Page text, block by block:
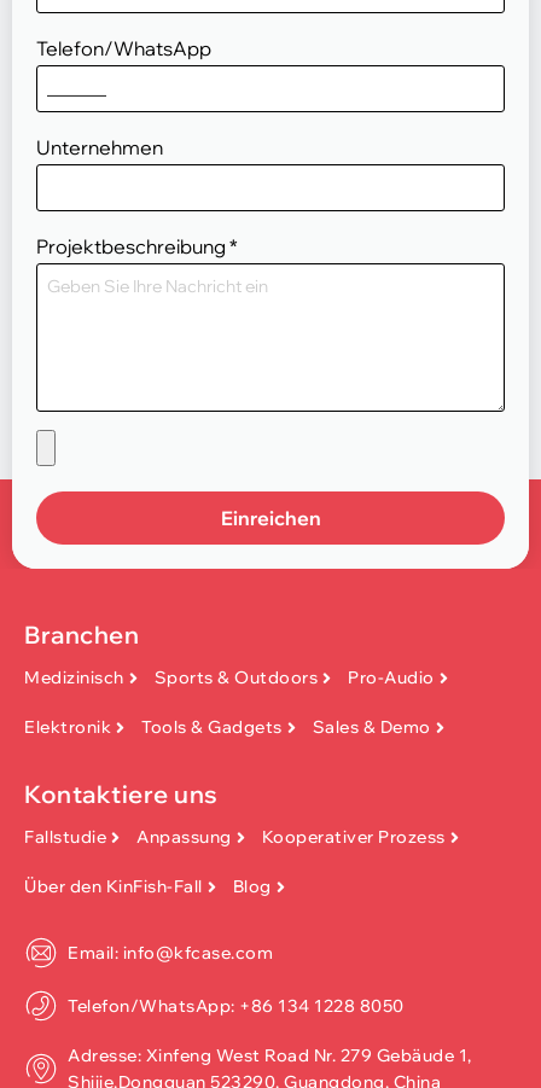
Telefon/WhatsApp
Unternehmen
Projektbeschreibung *
Einreichen
Branchen
Medizinisch Sports & Outdoors Pro-Audio
Elektronik Tools & Gadgets Sales & Demo
Kontaktiere uns
Fallstudie Anpassung Kooperativer Prozess
Über den KinFish-Fall Blog
Email: info@kfcase.com
Telefon/WhatsApp: +86 134 1228 8050
Adresse: Xinfeng West Road Nr. 279 Gebäude 1,
Shijie,Dongguan 523290, Guangdong, China